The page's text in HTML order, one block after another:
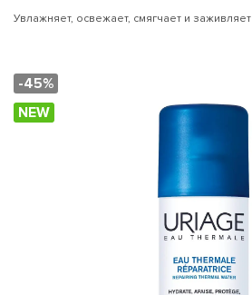
Увлажняет, освежает, смягчает и заживляет
-45%
NEW